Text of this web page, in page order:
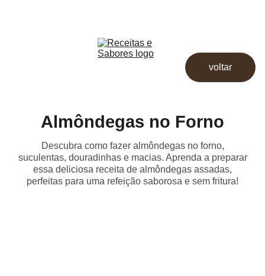
voltar
Almôndegas no Forno
Descubra como fazer almôndegas no forno,
suculentas, douradinhas e macias. Aprenda a preparar
essa deliciosa receita de almôndegas assadas,
perfeitas para uma refeição saborosa e sem fritura!